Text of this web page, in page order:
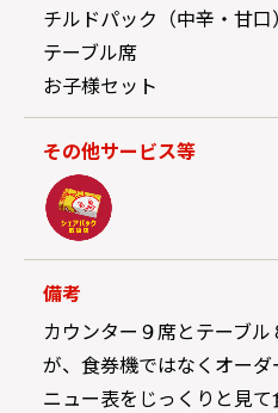
チルドパック（中辛・甘
テーブル席
お子様セット
その他サービス等
備考
カウンター９席とテーブ
が、食券機ではなくオー
ニュー表をじっくりと見